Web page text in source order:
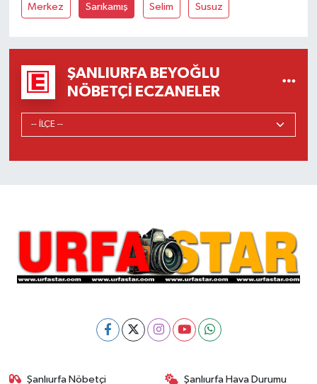
Merkez Sarıkamış Selim Susuz
ŞANLIURFA BEYOĞLU
NÖBETÇI ECZANELER
Şanlıurfa Nöbetçi Şanlıurfa Hava Durumu